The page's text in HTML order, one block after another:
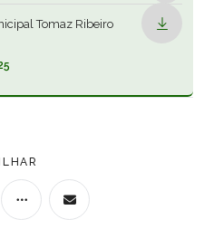
Tomaz Ribeiro